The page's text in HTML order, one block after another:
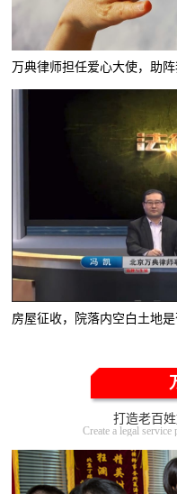
万典律师担任爱心大使，助
房屋征收，院落内空白土地
打造老百
Create a legal